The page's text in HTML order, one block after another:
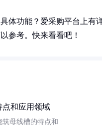
体功能？爱采购平台上有
参考。快来看看吧！
点和应用领域
母线槽的特点和